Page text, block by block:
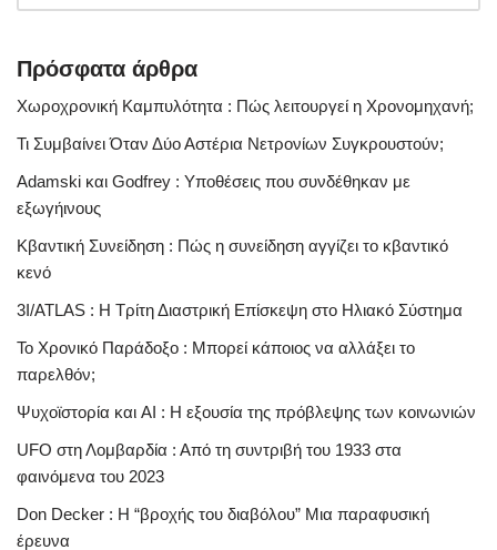
Πρόσφατα άρθρα
Χωροχρονική Καμπυλότητα : Πώς λειτουργεί η Χρονομηχανή;
Τι Συμβαίνει Όταν Δύο Αστέρια Νετρονίων Συγκρουστούν;
Adamski και Godfrey : Υποθέσεις που συνδέθηκαν με
εξωγήινους
Κβαντική Συνείδηση : Πώς η συνείδηση αγγίζει το κβαντικό
κενό
3I/ATLAS : Η Τρίτη Διαστρική Επίσκεψη στο Ηλιακό Σύστημα
Το Χρονικό Παράδοξο : Μπορεί κάποιος να αλλάξει το
παρελθόν;
Ψυχοϊστορία και AI : Η εξουσία της πρόβλεψης των κοινωνιών
UFO στη Λομβαρδία : Από τη συντριβή του 1933 στα
φαινόμενα του 2023
Don Decker : Η “βροχής του διαβόλου” Μια παραφυσική
έρευνα